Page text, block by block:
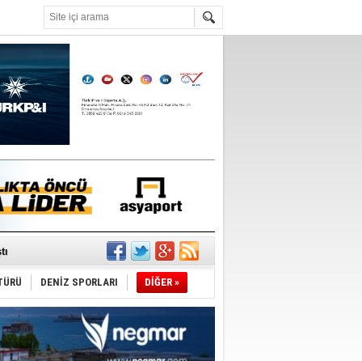
oldu
yapacak
DENİZ SPORLARI DİĞER »